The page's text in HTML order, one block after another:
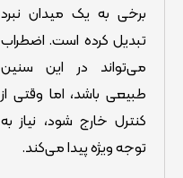
برخی به یک میدان نبرد
تبدیل کرده است. اضطراب
می‌تواند در این سنین
طبیعی باشد، اما وقتی از
کنترل خارج شود، نیاز به
توجه ویژه پیدا می‌کند.